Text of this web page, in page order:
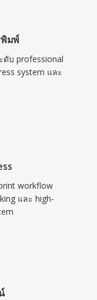
มพ์
ดับ professional
system และ
workflow
และ high-